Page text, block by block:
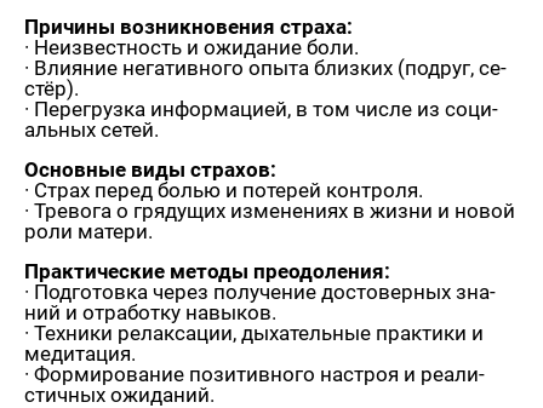
При­чи­ны воз­ник­но­ве­ния стра­ха:
· Неиз­вест­ность и ожи­да­ние боли.
· Вли­я­ние нега­тив­но­го опыта близ­ких (по­друг, се­
стёр).
· Пе­ре­груз­ка ин­фор­ма­ци­ей, в том числе из со­ци­
аль­ных сетей.
Ос­нов­ные виды стра­хов:
· Страх перед болью и по­те­рей кон­тро­ля.
· Тре­во­га о гря­ду­щих из­ме­не­ни­ях в жизни и новой
роли ма­те­ри.
Прак­ти­че­ские ме­то­ды пре­одо­ле­ния:
· Под­го­тов­ка через по­лу­че­ние до­сто­вер­ных зна­
ний и от­ра­бот­ку на­вы­ков.
· Тех­ни­ки ре­лак­са­ции, ды­ха­тель­ные прак­ти­ки и
ме­ди­та­ция.
· Фор­ми­ро­ва­ние по­зи­тив­но­го на­строя и ре­а­ли­
стич­ных ожи­да­ний.